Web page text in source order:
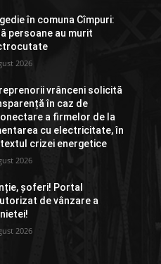
în comuna Cîmpuri:
persoane au murit
2026
vrânceni solicită
în caz de
a firmelor de la
cu electricitate, în
crizei energetice
2026
șoferi! Portal
de vânzare a
2026